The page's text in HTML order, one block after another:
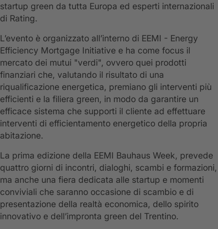
startup green da tutta Europa ed esperti internazionali
di Rating.
L’evento è organizzato all’interno di EEMI - Energy
Efficiency Mortgage Initiative e ha come focus il
mercato dei mutui "verdi", ovvero quei prodotti
finanziari che, valutando il risultato di una
riqualificazione energetica, premiano gli interventi più
efficienti e la filiera green, in modo da garantire un
efficace sistema che supporti il cliente ad effettuare
interventi di efficientamento energetico della propria
abitazione.
La prima edizione della EEMI Bauhaus Week, prevede
quattro giorni di incontri, dialoghi, scambi e formazioni,
ma anche una fiera dedicata alle startup e momenti
conviviali che saranno occasione di scambio e di
presentazione della realtà economica, dello spirito
innovativo e dell’impronta green del Trentino.